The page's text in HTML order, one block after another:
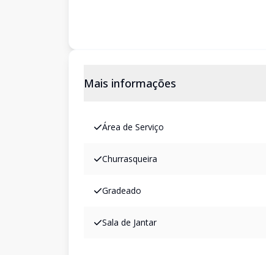
Mais informações
Área de Serviço
Churrasqueira
Gradeado
Sala de Jantar